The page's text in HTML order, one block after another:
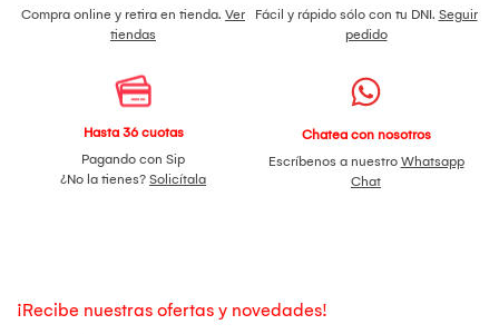
Compra online y retira en tienda. Ver
tiendas
Fácil y rápido sólo con tu DNI. Seguir
pedido
Hasta 36 cuotas
Pagando con Sip
¿No la tienes? Solicítala
Chatea con nosotros
Escríbenos a nuestro Whatsapp
Chat
¡Recibe nuestras ofertas y novedades!